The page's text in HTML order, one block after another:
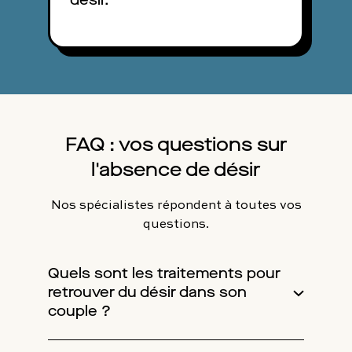
ligne.
sur 7.
FAQ : vos questions sur
l'absence de désir
Nos spécialistes répondent à toutes vos
questions.
Quels sont les traitements pour
retrouver du désir dans son
couple ?